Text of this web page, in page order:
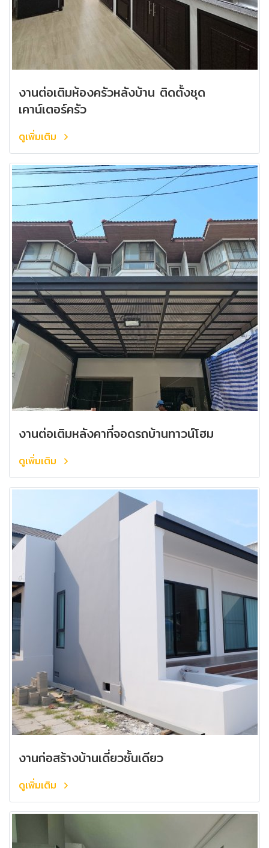
งานต่อเติมห้องครัวหลังบ้าน ติดตั้งชุด
เคาน์เตอร์ครัว
ดูเพิ่มเติม
งานต่อเติมหลังคาที่จอดรถบ้านทาวน์โฮม
ดูเพิ่มเติม
งานก่อสร้างบ้านเดี่ยวชั้นเดียว
ดูเพิ่มเติม